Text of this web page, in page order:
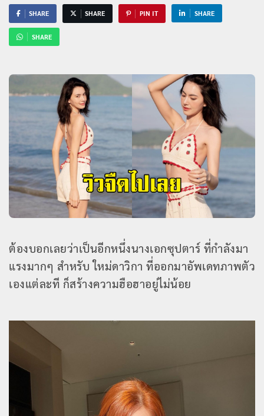
SHARE SHARE PIN IT SHARE
SHARE
ต้องบอกเลยว่าเป็นอีกหนึ่งนางเอกซุปตาร์ ที่กำลังมา
แรงมากๆ สำหรับ ใหม่ดาวิกา ที่ออกมาอัพเดทภาพตัว
เองแต่ละที ก็สร้างความฮือฮาอยู่ไม่น้อย